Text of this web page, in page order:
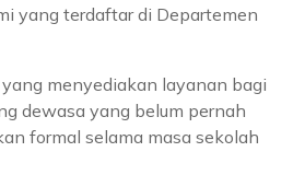
yang terdaftar di Departemen
menyediakan layanan bagi
dewasa yang belum pernah
formal selama masa sekolah